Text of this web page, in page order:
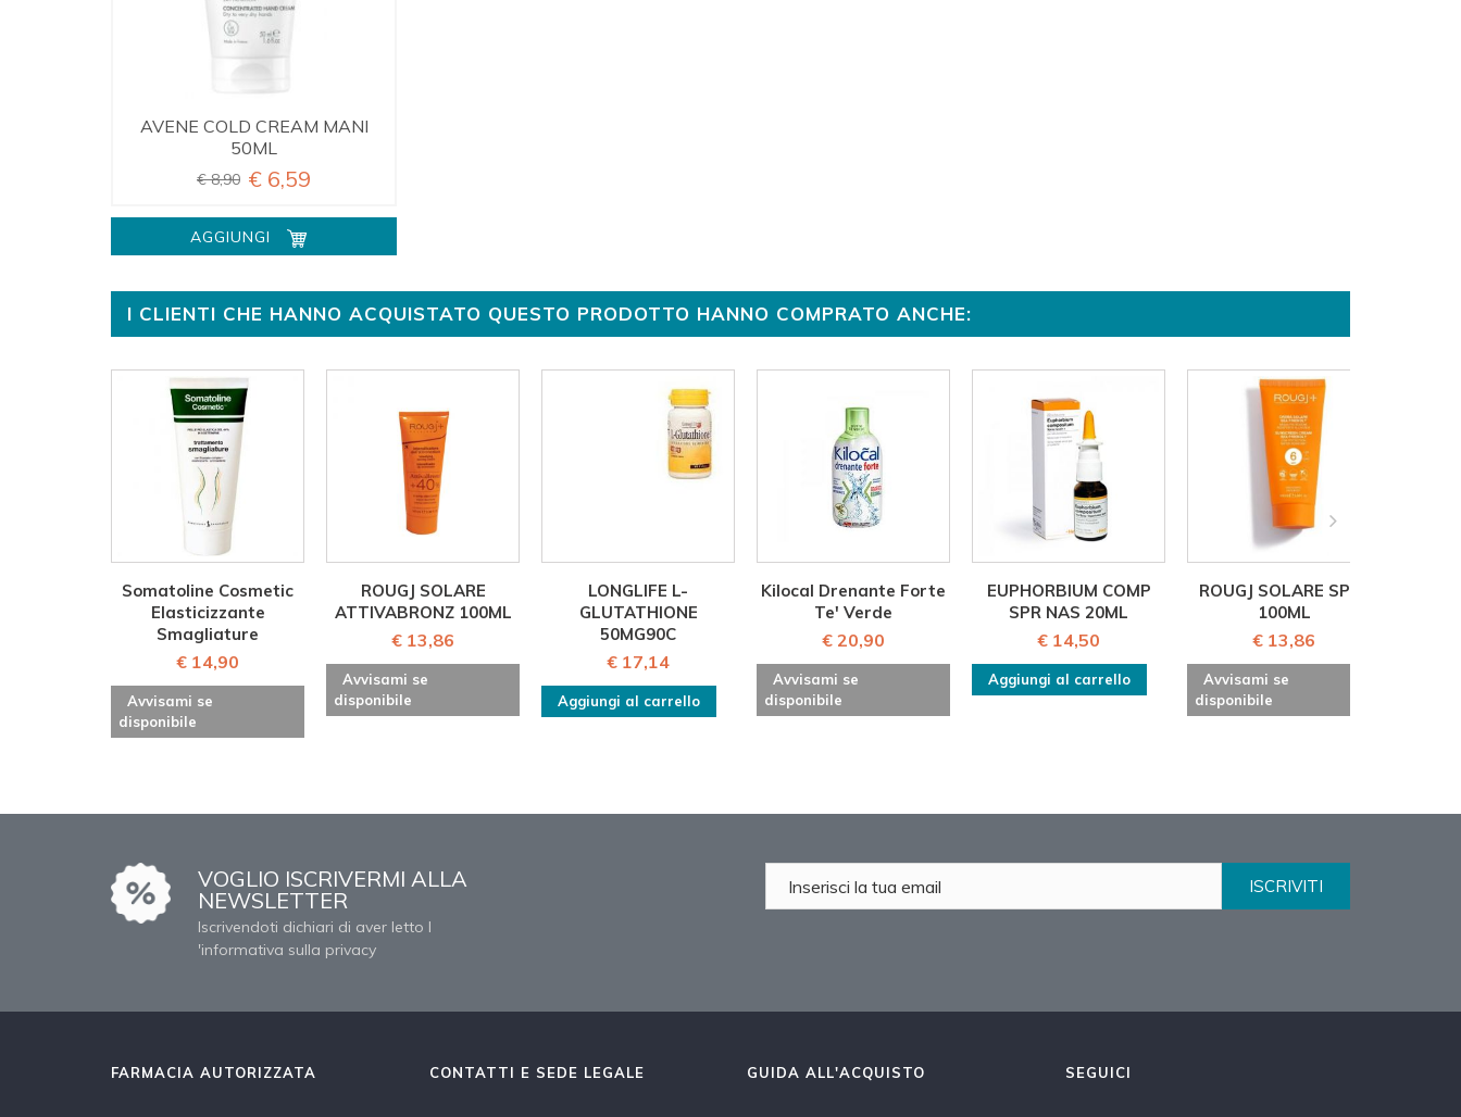
AVENE COLD CREAM MANI
50ML
€ 8,90 € 6,59
AGGIUNGI
I CLIENTI CHE HANNO ACQUISTATO QUESTO PRODOTTO HANNO COMPRATO ANCHE:
Somatoline Cosmetic
Elasticizzante
Smagliature
€ 14,90
Avvisami se
disponibile
ROUGJ SOLARE
ATTIVABRONZ 100ML
€ 13,86
Avvisami se
disponibile
LONGLIFE L-
GLUTATHIONE
50MG90C
€ 17,14
Aggiungi al carrello
Kilocal Drenante Forte
Te' Verde
€ 20,90
Avvisami se
disponibile
EUPHORBIUM COMP
SPR NAS 20ML
€ 14,50
Aggiungi al carrello
ROUGJ SOLARE SPF6
100ML
€ 13,86
Avvisami se
disponibile
VOGLIO ISCRIVERMI ALLA
NEWSLETTER
Iscrivendoti dichiari di aver letto l
'informativa sulla privacy
ISCRIVITI
FARMACIA AUTORIZZATA CONTATTI E SEDE LEGALE GUIDA ALL'ACQUISTO SEGUICI